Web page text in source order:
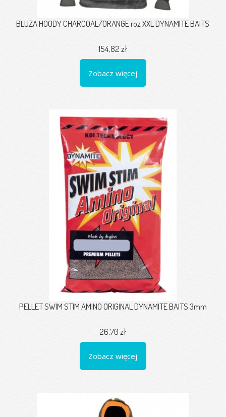
BLUZA HOODY CHARCOAL/ORANGE roz XXL DYNAMITE BAITS
154,82 zł
Zobacz więcej
PELLET SWIM STIM AMINO ORIGINAL DYNAMITE BAITS 3mm
26,70 zł
Zobacz więcej